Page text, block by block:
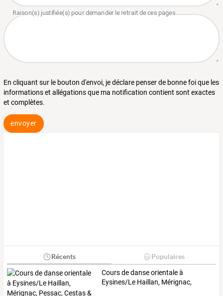
En cliquant sur le bouton d'envoi, je déclare penser de bonne foi que les
informations et allégations que ma notification contient sont exactes
et complètes.
envoyer
Récents Populaires
Coursdedanseorientaleà
Eysines/Le Haillan, Mérignac,